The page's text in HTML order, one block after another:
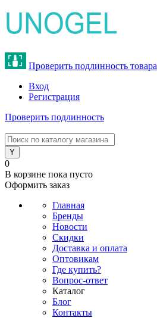
Проверить подлинность товара
Вход
Регистрация
Проверить подлинность
0
В корзине пока пусто
Оформить заказ
Главная
Бренды
Новости
Скидки
Доставка и оплата
Оптовикам
Где купить?
Вопрос-ответ
Каталог
Блог
Контакты